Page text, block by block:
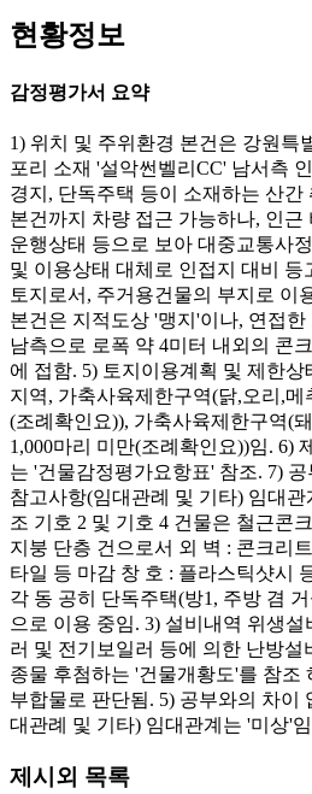
현황정보
감정평가서 요약
1) 위치 및 주위환경 본건은 강원특
포리 소재 '설악썬벨리CC' 남서측
경지, 단독주택 등이 소재하는 산간
본건까지 차량 접근 가능하나, 인근
운행상태 등으로 보아 대중교통사
및 이용상태 대체로 인접지 대비 등
토지로서, 주거용건물의 부지로 이
본건은 지적도상 '맹지'이나, 연접한
남측으로 로폭 약 4미터 내외의 콘
에 접함. 5) 토지이용계획 및 제한상
지역, 가축사육제한구역(닭,오리,메
(조례확인요)), 가축사육제한구역(
1,000마리 미만(조례확인요))임. 6)
는 '건물감정평가요항표' 참조. 7)
참고사항(임대관례 및 기타) 임대
조 기호 2 및 기호 4 건물은 철근콘
지붕 단층 건으로서 외 벽 : 콘크리
타일 등 마감 창 호 : 플라스틱샷시
각 동 공히 단독주택(방1, 주방 겸
으로 이용 중임. 3) 설비내역 위생
러 및 전기보일러 등에 의한 난방설
종물 후첨하는 '건물개황도'를 참조
부합물로 판단됨. 5) 공부와의 차이
대관례 및 기타) 임대관계는 '미상'
제시외 목록